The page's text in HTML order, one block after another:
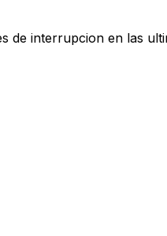
de interrupcion en las